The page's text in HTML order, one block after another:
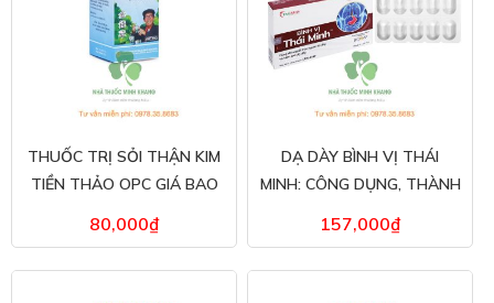
THUỐC TRỊ SỎI THẬN KIM
TIỀN THẢO OPC GIÁ BAO
80,000₫
DẠ DÀY BÌNH VỊ THÁI
MINH: CÔNG DỤNG, THÀNH
157,000₫